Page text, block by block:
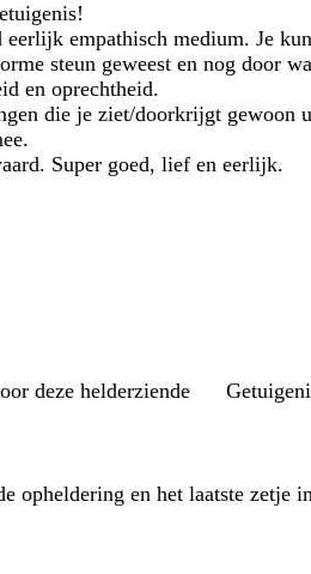
eerlijk empathisch medium. Je
steun geweest en nog door
en oprechtheid.
die je ziet/doorkrijgt gewoon
Super goed, lief en eerlijk.
opheldering en het laatste zetje